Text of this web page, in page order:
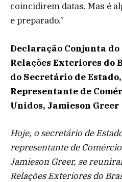
coincidirem datas. Mas é
e preparado.”
Declaração Conjunta
Relações Exteriores do
do Secretário de
Representante de
Unidos, Jamieson Greer
Hoje, o secretário de
representante de
Jamieson Greer, se
Relações Exteriores do